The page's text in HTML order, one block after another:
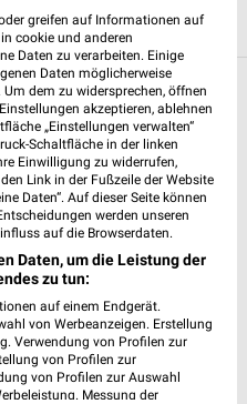
mit
in Grasberg
in Tostedt
greifen auf Informationen auf
cookie und anderen
Daten zu verarbeiten. Einige
Daten möglicherweise
dem zu widersprechen, öffnen
akzeptieren, ablehnen
„Einstellungen verwalten“
Schaltfläche in der linken
Einwilligung zu widerrufen,
Link in der Fußzeile der Website
Daten“. Auf dieser Seite können
werden unseren
auf die Browserdaten.
Daten, um die Leistung der
zu tun:
auf einem Endgerät.
von Werbeanzeigen. Erstellung
Verwendung von Profilen zur
von Profilen zur
von Profilen zur Auswahl
Messung der